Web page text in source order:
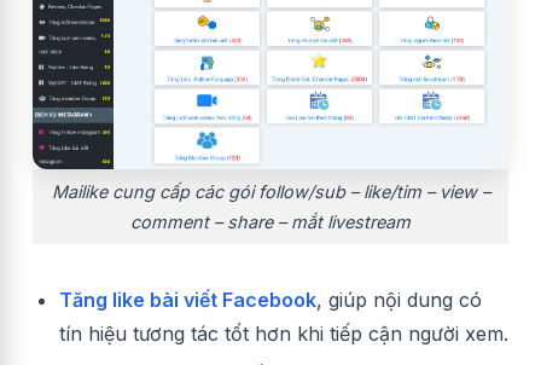
Mailike cung cấp các gói follow/sub – like/tim – view –
comment – share – mắt livestream
Tăng like bài viết Facebook, giúp nội dung có
tín hiệu tương tác tốt hơn khi tiếp cận người xem.